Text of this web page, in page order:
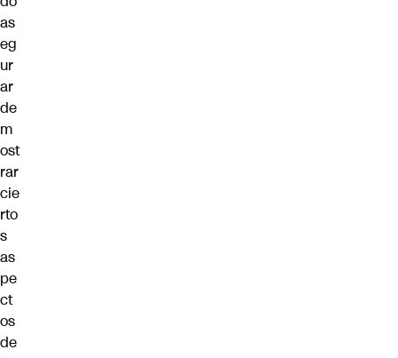
as
eg
ur
ar
de
m
ost
rar
cie
rto
s
as
pe
ct
os
de